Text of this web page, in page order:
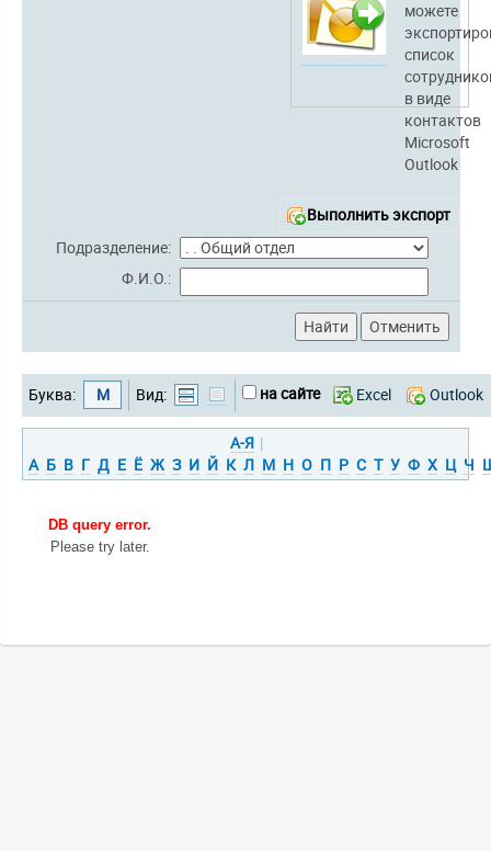
можете
список
в виде
контактов
Microsoft
Outlook
Выполнить экспорт
Подразделение:
Ф.И.О.:
Буква: М Вид: на сайте Excel Outlook
А-Я |
А Б В Г Д Е Ё Ж З И Й К Л М Н О П Р С Т У Ф Х Ц Ч
DB query error.
Please try later.